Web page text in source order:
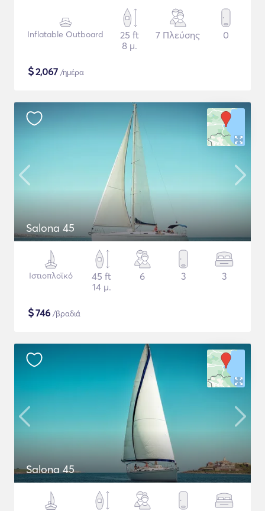
Inflatable Outboard
25 ft
8 μ.
7 Πλεύσης 0
$2,067 /ημέρα
Salona 45
Ιστιοπλοϊκό
45 ft
14 μ.
6 3 3
$746 /βραδιά
Salona 45